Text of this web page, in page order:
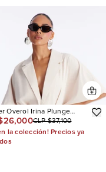
Overol Irina Plunge
CLP $37,100
la colección! Precios ya